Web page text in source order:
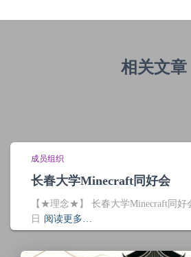
相关文章
成员组织
长春大学Minecraft同好会
【★理念★】 长春大学Minecraft同好
日 阅读更多…